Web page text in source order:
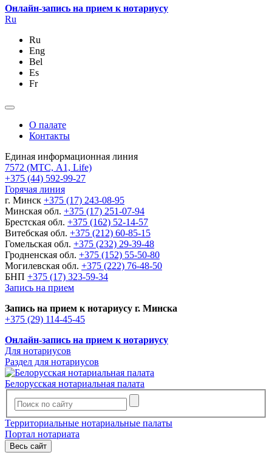
Онлайн-запись на прием к нотариусу
Ru
Ru
Eng
Bel
Es
Fr
О палате
Контакты
Единая информационная линия
7572 (МТС, A1, Life)
+375 (44) 592-99-27
Горячая линия
г. Минск +375 (17) 243-08-95
Минская обл. +375 (17) 251-07-94
Брестская обл. +375 (162) 52-14-57
Витебская обл. +375 (212) 60-85-15
Гомельская обл. +375 (232) 29-39-48
Гродненская обл. +375 (152) 55-50-80
Могилевская обл. +375 (222) 76-48-50
БНП +375 (17) 323-59-34
Запись на прием
Запись на прием к нотариусу г. Минска
+375 (29) 114-45-45
Онлайн-запись на прием к нотариусу
Для нотариусов
Раздел для нотариусов
Белорусская нотариальная палата
Территориальные нотариальные палаты
Портал нотариата
Весь сайт